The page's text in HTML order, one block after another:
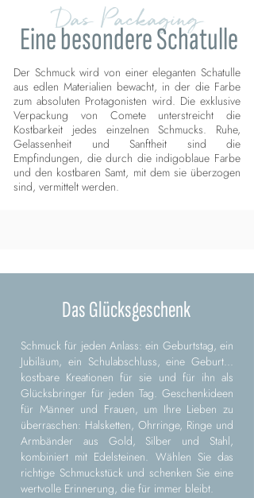
Das Packaging
Eine besondere Schatulle
Der Schmuck wird von einer eleganten Schatulle
aus edlen Materialien bewacht, in der die Farbe
zum absoluten Protagonisten wird. Die exklusive
Verpackung von Comete unterstreicht die
Kostbarkeit jedes einzelnen Schmucks. Ruhe,
Gelassenheit und Sanftheit sind die
Empfindungen, die durch die indigoblaue Farbe
und den kostbaren Samt, mit dem sie überzogen
sind, vermittelt werden.
Das Glücksgeschenk
Schmuck für jeden Anlass: ein Geburtstag, ein
Jubiläum, ein Schulabschluss, eine Geburt...
kostbare Kreationen für sie und für ihn als
Glücksbringer für jeden Tag. Geschenkideen
für Männer und Frauen, um Ihre Lieben zu
überraschen: Halsketten, Ohrringe, Ringe und
Armbänder aus Gold, Silber und Stahl,
kombiniert mit Edelsteinen. Wählen Sie das
richtige Schmuckstück und schenken Sie eine
wertvolle Erinnerung, die für immer bleibt.